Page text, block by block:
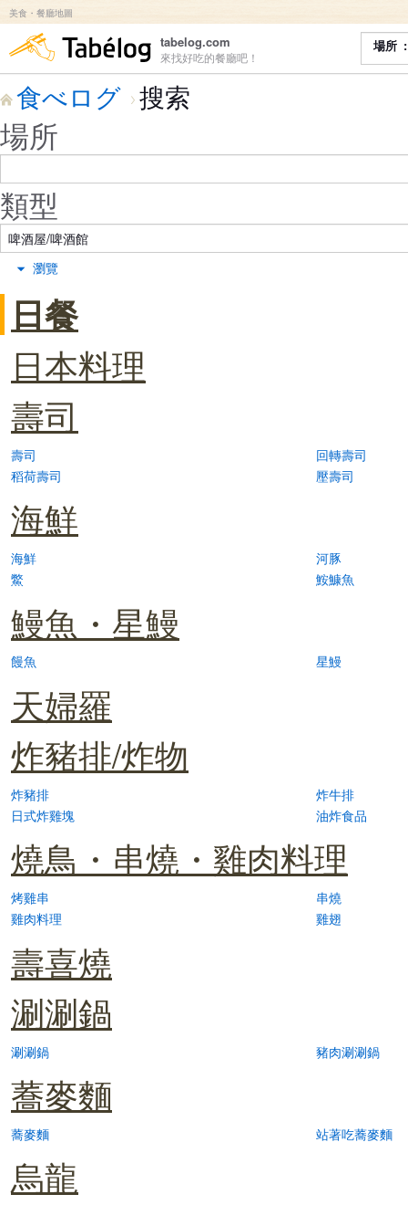
美食・餐廳地圖
食べログ
tabelog.com
來找好吃的餐廳吧！
場所
食べログ 搜索
場所
類型
瀏覽
日餐
日本料理
壽司
壽司
回轉壽司
稻荷壽司
壓壽司
海鮮
海鮮
河豚
鱉
鮟鱇魚
鰻魚・星鰻
饅魚 星鰻
天婦羅
炸豬排/炸物
炸豬排
炸牛排
日式炸雞塊
油炸食品
燒鳥・串燒・雞肉料理
烤雞串
串燒
雞肉料理
雞翅
壽喜燒
涮涮鍋
涮涮鍋 豬肉涮涮鍋
蕎麥麵
蕎麥麵 站著吃蕎麥麵
烏龍